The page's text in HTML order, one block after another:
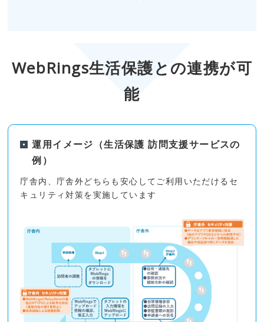
WebRings生活保護との連携が可
能
運用イメージ（生活保護 訪問支援サービスの
例）
庁舎内、庁舎外どちらも安心してご利用いただけるセ
キュリティ対策を実施しています